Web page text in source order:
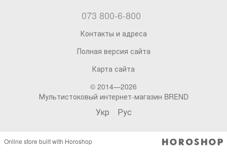
073 800-6-800
Контакты и адреса
Полная версия сайта
Карта сайта
© 2014—2026
Мультистоковый интернет-магазин BREND
Укр Рус
Online store built with Horoshop